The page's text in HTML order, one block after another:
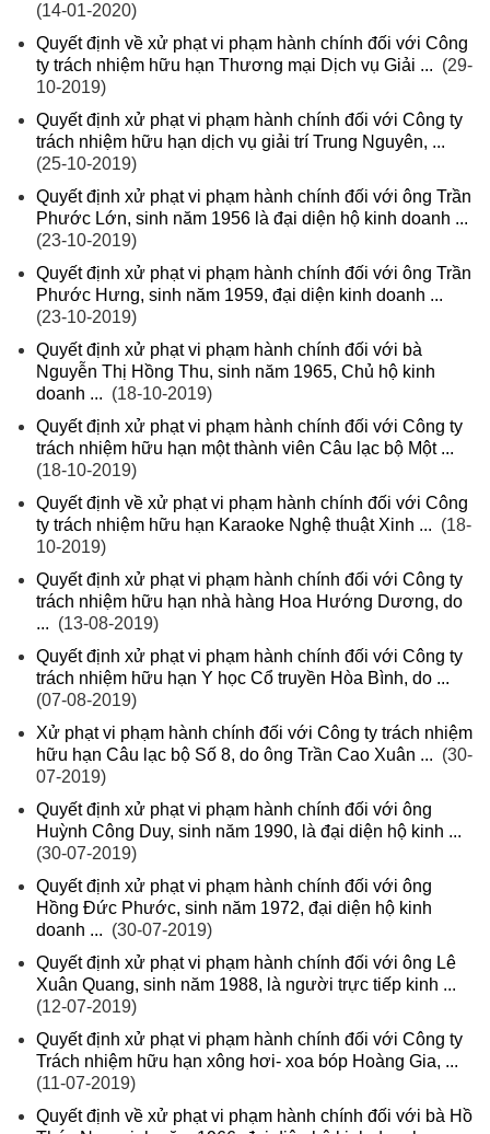
(14-01-2020)
Quyết định về xử phạt vi phạm hành chính đối với Công
ty trách nhiệm hữu hạn Thương mại Dịch vụ Giải ... (29-
10-2019)
Quyết định xử phạt vi phạm hành chính đối với Công ty
trách nhiệm hữu hạn dịch vụ giải trí Trung Nguyên, ...
(25-10-2019)
Quyết định xử phạt vi phạm hành chính đối với ông Trần
Phước Lớn, sinh năm 1956 là đại diện hộ kinh doanh ...
(23-10-2019)
Quyết định xử phạt vi phạm hành chính đối với ông Trần
Phước Hưng, sinh năm 1959, đại diện kinh doanh ...
(23-10-2019)
Quyết định xử phạt vi phạm hành chính đối với bà
Nguyễn Thị Hồng Thu, sinh năm 1965, Chủ hộ kinh
doanh ... (18-10-2019)
Quyết định xử phạt vi phạm hành chính đối với Công ty
trách nhiệm hữu hạn một thành viên Câu lạc bộ Một ...
(18-10-2019)
Quyết định về xử phạt vi phạm hành chính đối với Công
ty trách nhiệm hữu hạn Karaoke Nghệ thuật Xinh ... (18-
10-2019)
Quyết định xử phạt vi phạm hành chính đối với Công ty
trách nhiệm hữu hạn nhà hàng Hoa Hướng Dương, do
... (13-08-2019)
Quyết định xử phạt vi phạm hành chính đối với Công ty
trách nhiệm hữu hạn Y học Cổ truyền Hòa Bình, do ...
(07-08-2019)
Xử phạt vi phạm hành chính đối với Công ty trách nhiệm
hữu hạn Câu lạc bộ Số 8, do ông Trần Cao Xuân ... (30-
07-2019)
Quyết định xử phạt vi phạm hành chính đối với ông
Huỳnh Công Duy, sinh năm 1990, là đại diện hộ kinh ...
(30-07-2019)
Quyết định xử phạt vi phạm hành chính đối với ông
Hồng Đức Phước, sinh năm 1972, đại diện hộ kinh
doanh ... (30-07-2019)
Quyết định xử phạt vi phạm hành chính đối với ông Lê
Xuân Quang, sinh năm 1988, là người trực tiếp kinh ...
(12-07-2019)
Quyết định xử phạt vi phạm hành chính đối với Công ty
Trách nhiệm hữu hạn xông hơi- xoa bóp Hoàng Gia, ...
(11-07-2019)
Quyết định về xử phạt vi phạm hành chính đối với bà Hồ